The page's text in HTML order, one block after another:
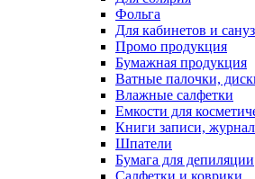
Фольга
Для кабинетов и
Промо продукция
Бумажная продукция
Ватные палочки,
Влажные салфетки
Емкости для
Книги записи,
Шпатели
Бумага для депиляции
Салфетки и коврики